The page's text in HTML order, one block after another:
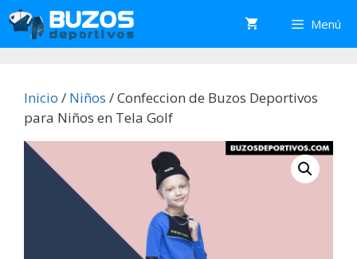
Saltar
al
contenido
Menú
Inicio / Niños / Confeccion de Buzos Deportivos
para Niños en Tela Golf